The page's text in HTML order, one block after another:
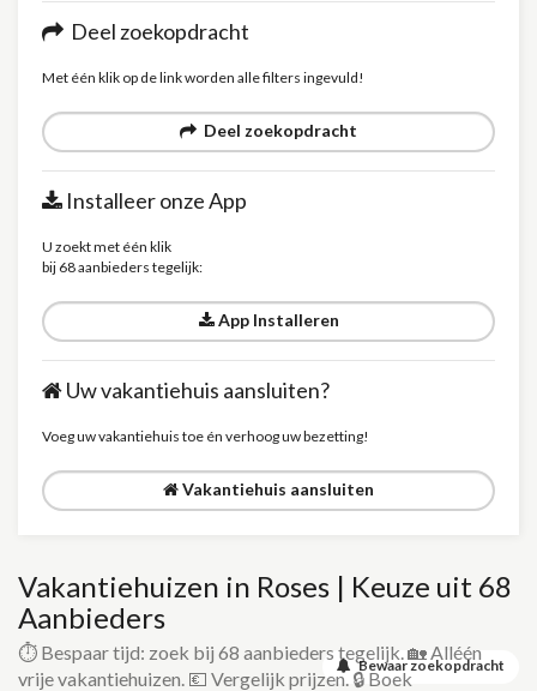
Deel zoekopdracht
Met één klik op de link worden alle filters ingevuld!
Deel zoekopdracht
Installeer onze App
U zoekt met één klik
bij 68 aanbieders tegelijk:
App Installeren
Uw vakantiehuis aansluiten?
Voeg uw vakantiehuis toe én verhoog uw bezetting!
Vakantiehuis aansluiten
Bewaar zoekopdracht
Vakantiehuizen in Roses | Keuze uit 68
Aanbieders
⏱️ Bespaar tijd: zoek bij 68 aanbieders tegelijk. 🏡 Alléén
vrije vakantiehuizen. 💶 Vergelijk prijzen. 🔒 Boek